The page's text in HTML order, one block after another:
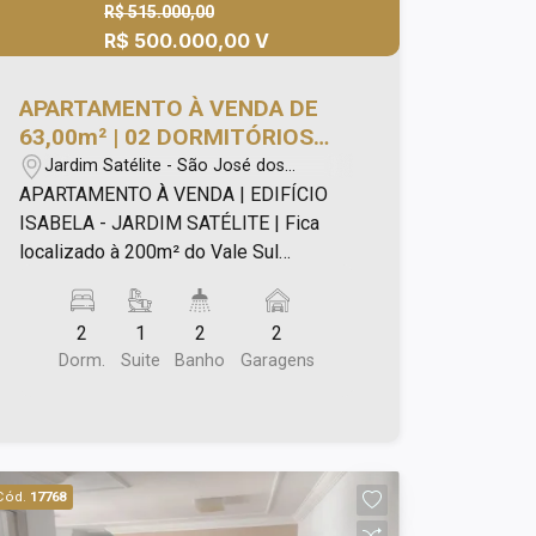
R$ 515.000,00
R$ 500.000,00 V
APARTAMENTO À VENDA DE
63,00m² | 02 DORMITÓRIOS
SENDO 01 SUÍTE E 02 VAGAS
DE GARAGEM | EDIFÍCIO
ISABELA - JARDIM SATÉLITE |
SÃO JOSÉ DOS CAMPOS
Jardim Satélite - São José dos
Campos/SP
APARTAMENTO À VENDA | EDIFÍCIO
ISABELA - JARDIM SATÉLITE | Fica
localizado à 200m² do Vale Sul
padarias e acesso rápido à via Dutra
São Paulo e Rio de Janeiro.
Apartamento 63,00m², com: - 02
- Área de serviço; - 02 vagas de
garagem. Área de lazer com: - Piscinas
2
Dorm.
1
Suite
2
Banho
2
Garagens
17768